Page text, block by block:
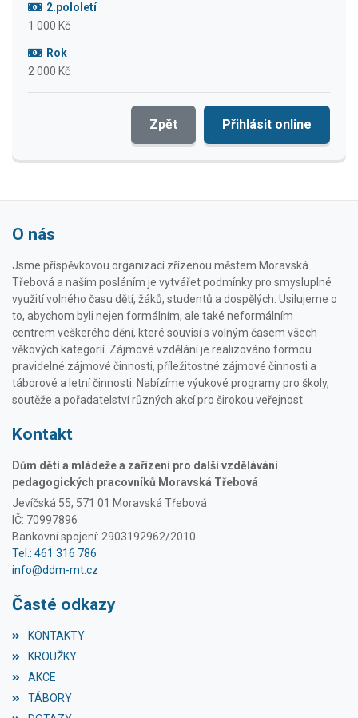
2.pololetí
1 000 Kč
Rok
2 000 Kč
Přihlásit online
Zpět
O nás
Jsme příspěvkovou organizací zřízenou městem Moravská
Třebová a naším posláním je vytvářet podmínky pro smysluplné
využití volného času dětí, žáků, studentů a dospělých. Usilujeme o
to, abychom byli nejen formálním, ale také neformálním
centrem veškerého dění, které souvisí s volným časem všech
věkových kategorií. Zájmové vzdělání je realizováno formou
pravidelné zájmové činnosti, příležitostné zájmové činnosti a
táborové a letní činnosti. Nabízíme výukové programy pro školy,
soutěže a pořadatelství různých akcí pro širokou veřejnost.
Kontakt
Dům dětí a mládeže a zařízení pro další vzdělávání
pedagogických pracovníků Moravská Třebová
Jevíčská 55, 571 01 Moravská Třebová
IČ: 70997896
Bankovní spojení: 2903192962/2010
Tel.: 461 316 786
info@ddm-mt.cz
Časté odkazy
KONTAKTY
KROUŽKY
AKCE
TÁBORY